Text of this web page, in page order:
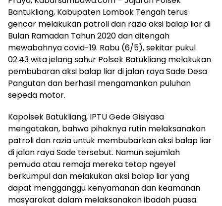
Bantukliang, Kabupaten Lombok Tengah terus
gencar melakukan patroli dan razia aksi balap liar di
Bulan Ramadan Tahun 2020 dan ditengah
mewabahnya covid-19. Rabu (6/5), sekitar pukul
02.43 wita jelang sahur Polsek Batukliang melakukan
pembubaran aksi balap liar di jalan raya Sade Desa
Pangutan dan berhasil mengamankan puluhan
sepeda motor.
Kapolsek Batukliang, IPTU Gede Gisiyasa
mengatakan, bahwa pihaknya rutin melaksanakan
patroli dan razia untuk membubarkan aksi balap liar
di jalan raya Sade tersebut. Namun sejumlah
pemuda atau remaja mereka tetap ngeyel
berkumpul dan melakukan aksi balap liar yang
dapat mengganggu kenyamanan dan keamanan
masyarakat dalam melaksanakan ibadah puasa.